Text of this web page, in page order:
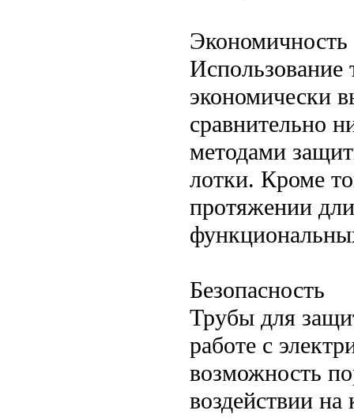
Экономичность
Использование
экономически
сравнительно
методами
лотки. Кроме
протяжении
Безопасность
Трубы для
работе с
возможность
воздействии